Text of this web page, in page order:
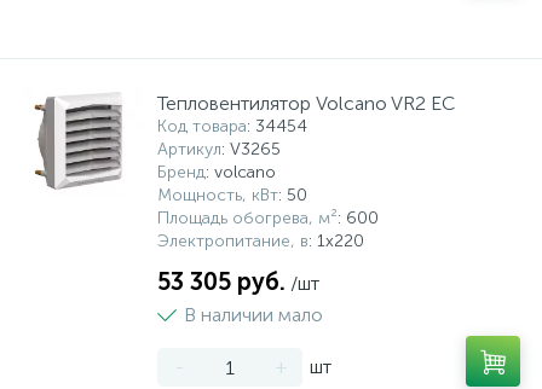
Тепловентилятор Volcano VR2 EC
Код товара: 34454
Артикул: V3265
Бренд: volcano
Мощность, кВт: 50
Площадь обогрева, м²: 600
Электропитание, в: 1х220
53 305 руб. /шт
В наличии мало
- + шт